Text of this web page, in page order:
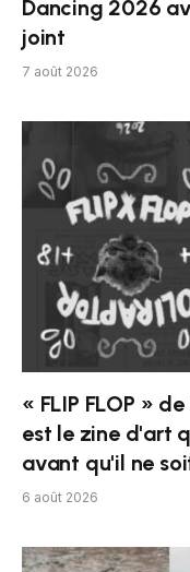
Dancing 2026
joint
7 août 2026
« FLIP FLOP »
est le zine d'art
avant qu'il ne
6 août 2026